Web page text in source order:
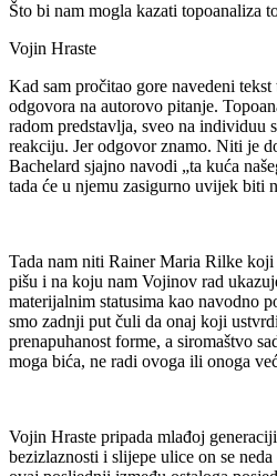
Što bi nam mogla kazati topoanaliza
Vojin Hraste
Kad sam pročitao gore navedeni
odgovora na autorovo pitanje.
radom predstavlja, sveo na individuu
reakciju. Jer odgovor znamo. Niti je
Bachelard sjajno navodi „ta kuća
tada će u njemu zasigurno uvijek biti
Tada nam niti Rainer Maria Rilke koji
pišu i na koju nam Vojinov rad
materijalnim statusima kao navodno
smo zadnji put čuli da onaj koji
prenapuhanost forme, a siromaštvo
moga bića, ne radi ovoga ili onoga
Vojin Hraste pripada mlađoj
bezizlaznosti i slijepe ulice on se